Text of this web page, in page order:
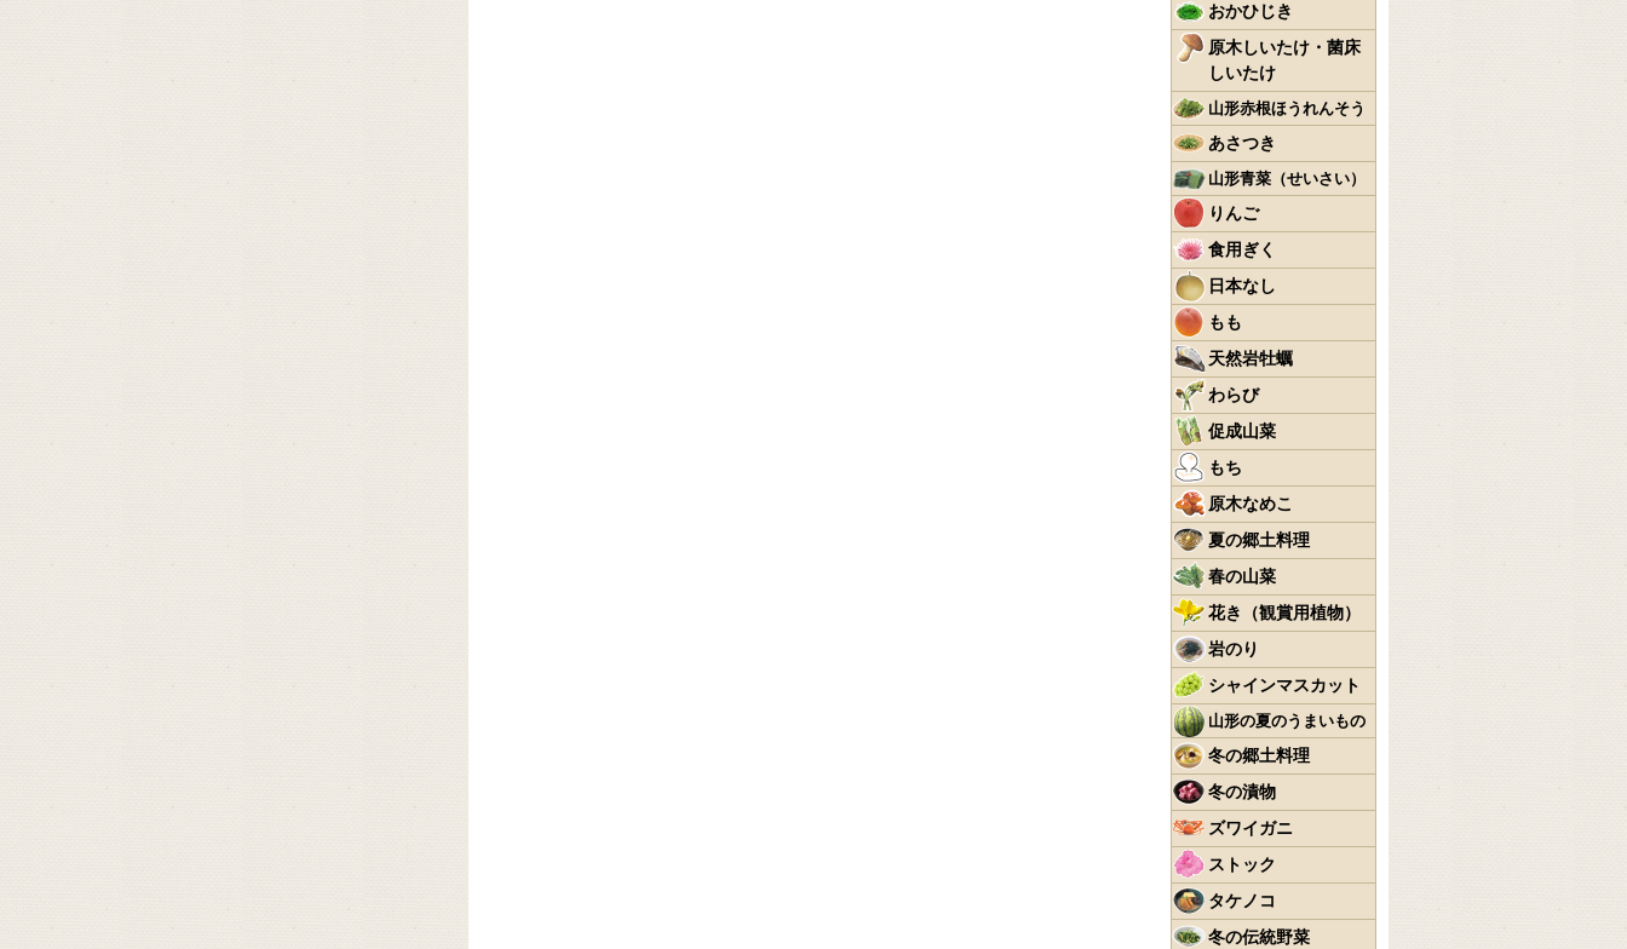
おかひじき
原木しいたけ・菌床
しいたけ
山形赤根ほうれんそう
あさつき
山形青菜（せいさい）
りんご
食用ぎく
日本なし
もも
天然岩牡蠣
わらび
促成山菜
もち
原木なめこ
夏の郷土料理
春の山菜
花き（観賞用植物）
岩のり
シャインマスカット
山形の夏のうまいもの
冬の郷土料理
冬の漬物
ズワイガニ
ストック
タケノコ
冬の伝統野菜